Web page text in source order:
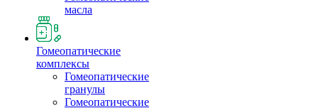
масла
Гомеопатические
комплексы
Гомеопатические
гранулы
Гомеопатические